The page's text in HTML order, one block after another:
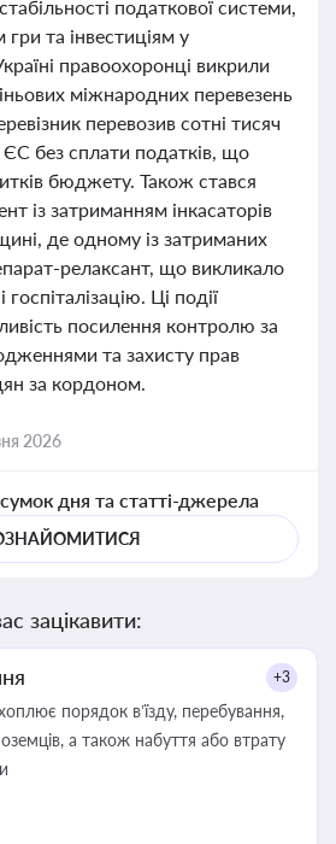
податкової системи,
та інвестиціям у
правоохоронці викрили
міжнародних перевезень
перевозив сотні тисяч
ЄС без сплати податків, що
бюджету. Також стався
із затриманням інкасаторів
де одному із затриманих
релаксант, що викликало
госпіталізацію. Ці події
посилення контролю за
та захисту прав
за кордоном.
2026
дня та статті-джерела
зацікавити:
+3
порядок в’їзду, перебування,
а також набуття або втрату